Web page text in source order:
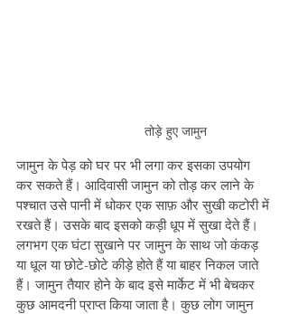
तोड़े हुए जामुन
जामुन के पेड़ को घर पर भी लगा कर इसका उपयोग
कर सकते हैं। आदिवासी जामुन को तोड़ कर लाने के
पश्चात उसे पानी में धोकर एक साफ़ और सुखी कटोरी में
रखते हैं। उसके बाद इसको कड़ी धूप में सुखा देते हैं।
लगभग एक घंटा सुखाने पर जामुन के साथ जो कंकड़
या धूल या छोटे-छोटे कीड़े होते हैं या बाहर निकल जाते
हैं। जामुन तैयार होने के बाद इसे मार्केट में भी बेचकर
कुछ आमदनी प्राप्त किया जाता है। कुछ लोग जामुन